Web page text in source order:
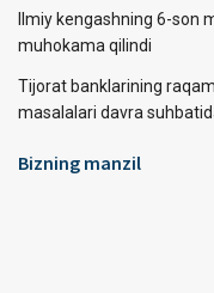
Ilmiy kengashning 6-son
muhokama qilindi
Tijorat banklarining
masalalari davra
Bizning manzil